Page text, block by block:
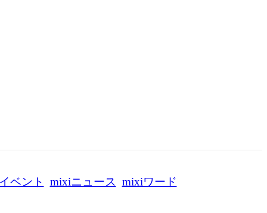
イベント mixiニュース mixiワード